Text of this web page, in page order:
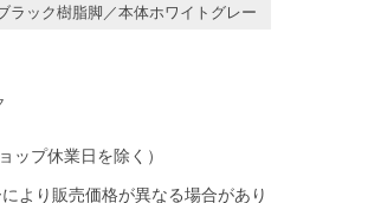
より販売価格が異なる場合があり
ップ休業日を除く）
ラック樹脂脚／本体ホワイトグレー